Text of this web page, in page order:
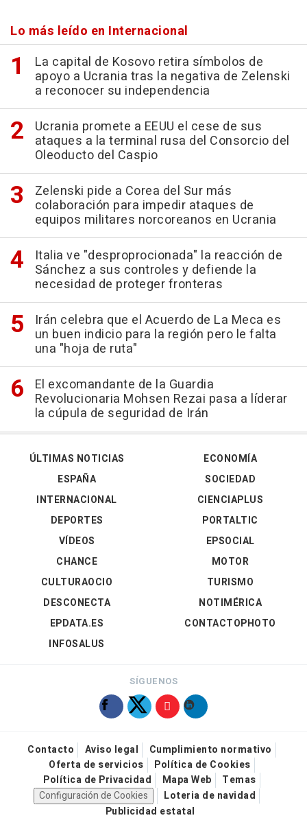
Lo más leído en Internacional
La capital de Kosovo retira símbolos de
apoyo a Ucrania tras la negativa de Zelenski
a reconocer su independencia
Ucrania promete a EEUU el cese de sus
ataques a la terminal rusa del Consorcio del
Oleoducto del Caspio
Zelenski pide a Corea del Sur más
colaboración para impedir ataques de
equipos militares norcoreanos en Ucrania
Italia ve "desproprocionada" la reacción de
Sánchez a sus controles y defiende la
necesidad de proteger fronteras
Irán celebra que el Acuerdo de La Meca es
un buen indicio para la región pero le falta
una "hoja de ruta"
El excomandante de la Guardia
Revolucionaria Mohsen Rezai pasa a líderar
la cúpula de seguridad de Irán
ÚLTIMAS NOTICIAS
ESPAÑA
INTERNACIONAL
DEPORTES
VÍDEOS
ECONOMÍA
SOCIEDAD
CIENCIAPLUS
PORTALTIC
EPSOCIAL
CHANCE
CULTURAOCIO
DESCONECTA
EPDATA.ES
INFOSALUS
MOTOR
TURISMO
NOTIMÉRICA
CONTACTOPHOTO
SÍGUENOS
Contacto Aviso legal
Cumplimiento normativo
Oferta de servicios
Política de Cookies
Política de Privacidad
Mapa Web
Temas
Configuración de Cookies
Loteria de navidad
Publicidad estatal